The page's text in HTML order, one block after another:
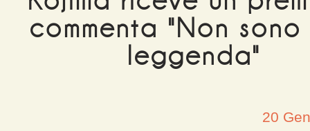
commenta "Non sono
leggenda"
20